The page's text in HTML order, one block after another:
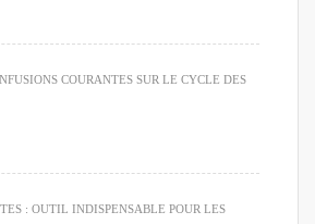
COURANTES SUR LE CYCLE DES
: OUTIL INDISPENSABLE POUR LES